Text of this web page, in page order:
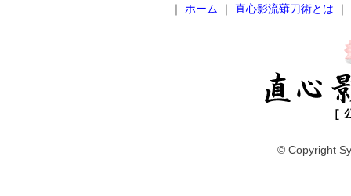
｜ ホーム ｜ 直心影流薙刀術とは ｜
© Copyright